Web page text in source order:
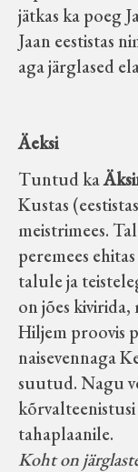
jätkas ka poeg
Jaan eestistas
aga järglased
Äeksi
Tuntud ka
Kustas
meistrimees.
peremees
talule ja
on jões kivirida,
Hiljem proovis
naisevennaga
suutud. Nagu
tahaplaanile.
Koht on